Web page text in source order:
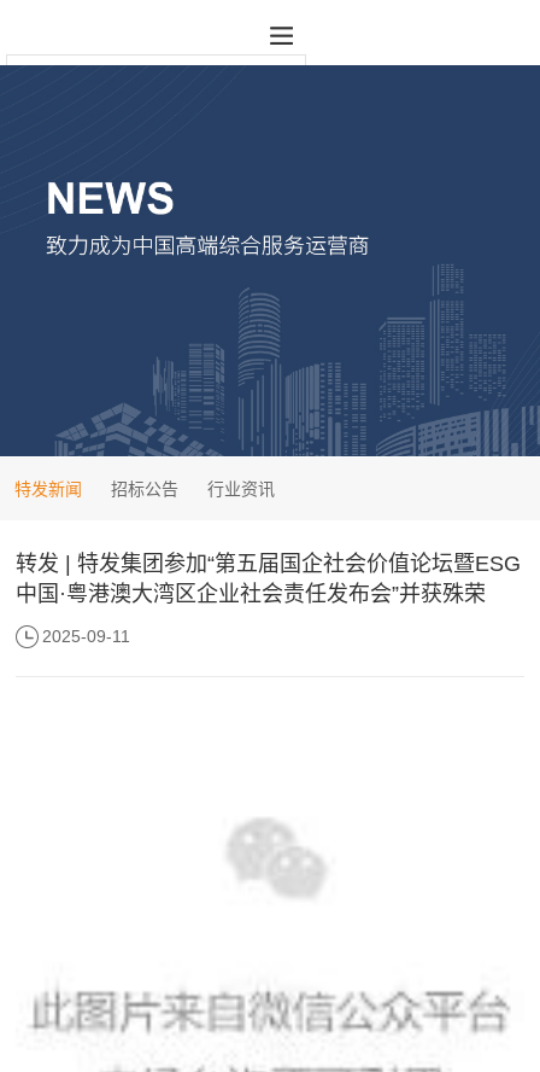
特发新闻 招标公告 行业资讯
转发 | 特发集团参加“第五届国企社会价值论坛暨ESG
中国·粤港澳大湾区企业社会责任发布会”并获殊荣
2025-09-11